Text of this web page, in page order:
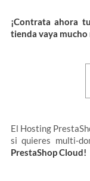
¡Contrata ahora
tienda vaya mucho
El Hosting
si quieres multi-
PrestaShop Cloud!